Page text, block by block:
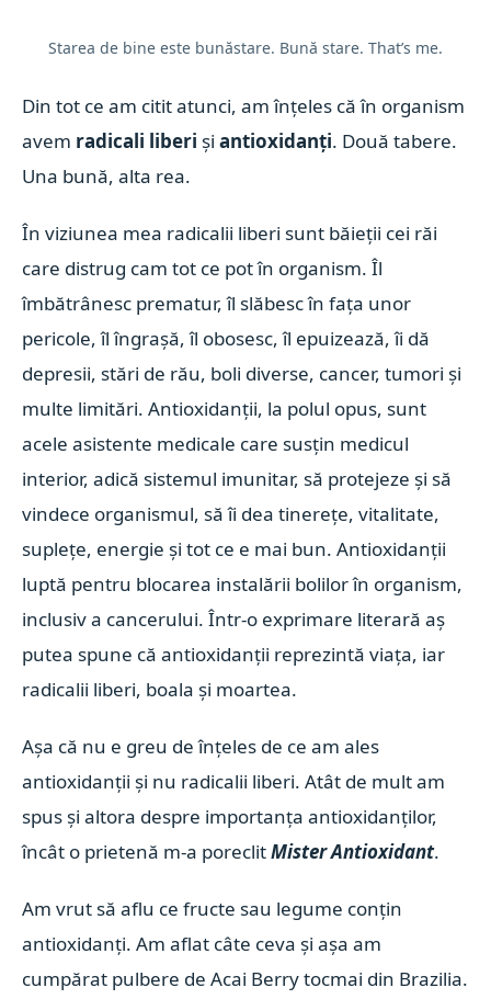
Starea de bine este bunăstare. Bună stare. That’s me.
Din tot ce am citit atunci, am înțeles că în organism
avem radicali liberi șiantioxidanți. Două tabere.
Una bună, alta rea.
În viziunea mea radicalii liberi sunt băieții cei răi
care distrug cam tot ce pot în organism. Îl
îmbătrânesc prematur, îl slăbesc în fața unor
pericole, îl îngrașă, îl obosesc, îl epuizează, îi dă
depresii, stări de rău, boli diverse, cancer, tumori și
multe limitări. Antioxidanții, la polul opus, sunt
acele asistente medicale care susțin medicul
interior, adică sistemul imunitar, să protejeze și să
vindece organismul, să îi dea tinerețe, vitalitate,
suplețe, energie și tot ce e mai bun. Antioxidanții
luptă pentru blocarea instalării bolilor în organism,
inclusiv a cancerului. Într-o exprimare literară aș
putea spune că antioxidanții reprezintă viața, iar
radicalii liberi, boala și moartea.
Așa că nu e greu de înțeles de ce am ales
antioxidanții și nu radicalii liberi. Atât de mult am
spus și altora despre importanța antioxidanților,
încât o prietenă m-a poreclitMister Antioxidant.
Am vrut să aflu ce fructe sau legume conțin
antioxidanți. Am aflat câte ceva și așa am
cumpărat pulbere de Acai Berry tocmai din Brazilia.